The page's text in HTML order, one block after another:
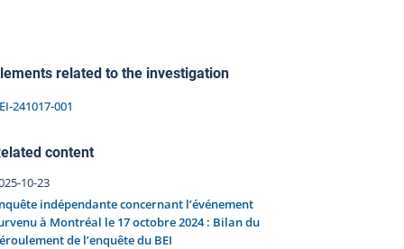
related to the investigation
241017-001
content
10-23
indépendante concernant l’événement
à Montréal le 17 octobre 2024 : Bilan du
de l’enquête du BEI